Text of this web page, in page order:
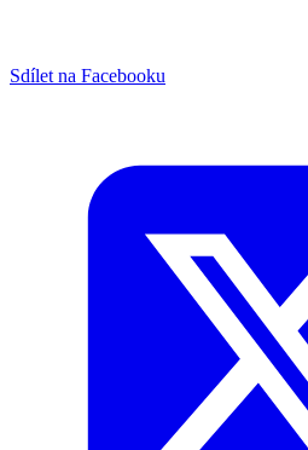
Sdílet na Facebooku